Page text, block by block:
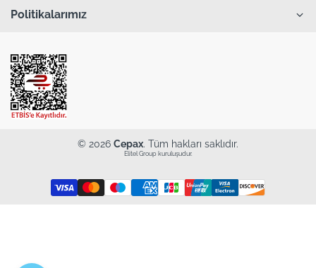
Politikalarımız
© 2026 Cepax. Tüm hakları saklıdır.
Elitel Group kuruluşudur.